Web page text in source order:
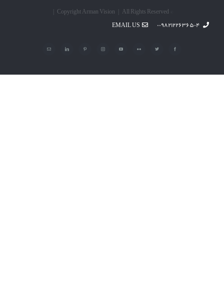
Facebook
Twitter
Flickr
YouTube
Instagram
Pinterest
LinkedIn
پست